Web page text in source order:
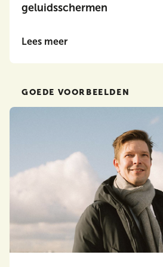
geluidsschermen
Lees meer
GOEDE VOORBEELDEN